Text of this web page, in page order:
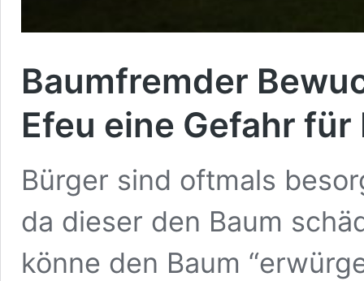
Baumfremder
Efeu eine Gefahr für
Bürger sind oftmals
da dieser den Baum
könne den Baum